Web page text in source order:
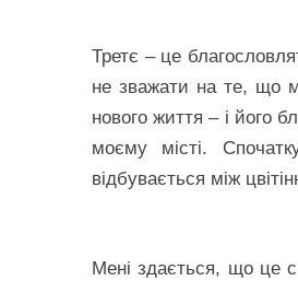
Третє – це
не зважати на те, що
нового життя – і його
моєму місті.
відбувається між
Мені здається, що це